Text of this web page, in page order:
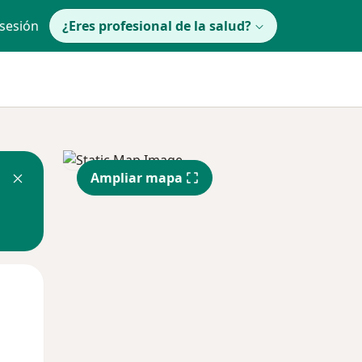
¿Eres profesional de la salud?
Ampliar mapa